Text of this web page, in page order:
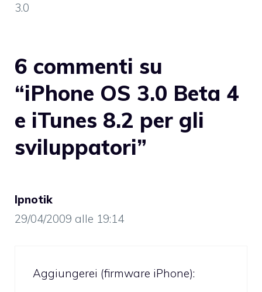
3.0
6 commenti su
“iPhone OS 3.0 Beta 4
e iTunes 8.2 per gli
sviluppatori”
Ipnotik
29/04/2009 alle 19:14
Aggiungerei (firmware iPhone):